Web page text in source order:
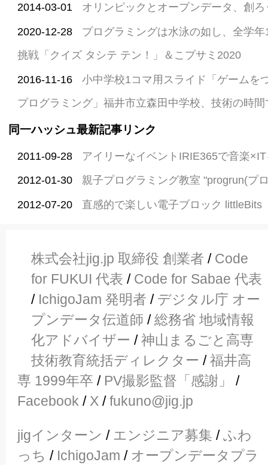
2014-03-01 オリンピックとオープンデータ、創
2020-12-28
プログラミングは水泳の如し、全学
挑戦「クイズ タシテ テン！」＆こプサミ2020
2016-11-16
小中学校1コマ用スライド「ゲームを
プログラミング」福井市立森田中学校、技術の時
同一ハッシュ最新記事リンク
2011-09-28 アイリーなイベントIRIE365で音楽
2012-01-30 親子プログラミング教室 "progrun(プ
2012-07-20 直感的で楽しい電子ブロック littleBits
株式会社jig.jp 取締役 創業者 / Code
for FUKUI 代表 / Code for Sabae 代表
/ IchigoJam 発明者 / デジタル庁 オー
プンデータ伝道師 /総務省 地域情報
化アドバイザー /神山まるごと高専
技術教育統括ディレクター /福井高
専 1999年卒 / PV撮影監督「感謝」
/
Facebook / X /fukuno@jig.jp
jigインターン / エンジニア募集 /ふわ
っち / IchigoJam / オープンデータプラ